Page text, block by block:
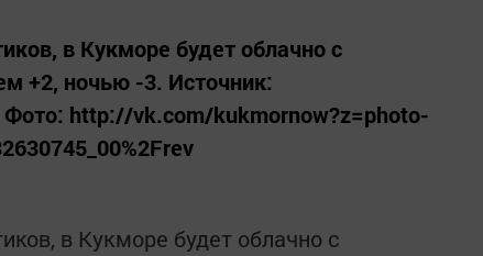
в Кукморе будет облачно с
+2, ночью -3. Источник:
http://vk.com/kukmornow?z=photo-
в Кукморе будет облачно с